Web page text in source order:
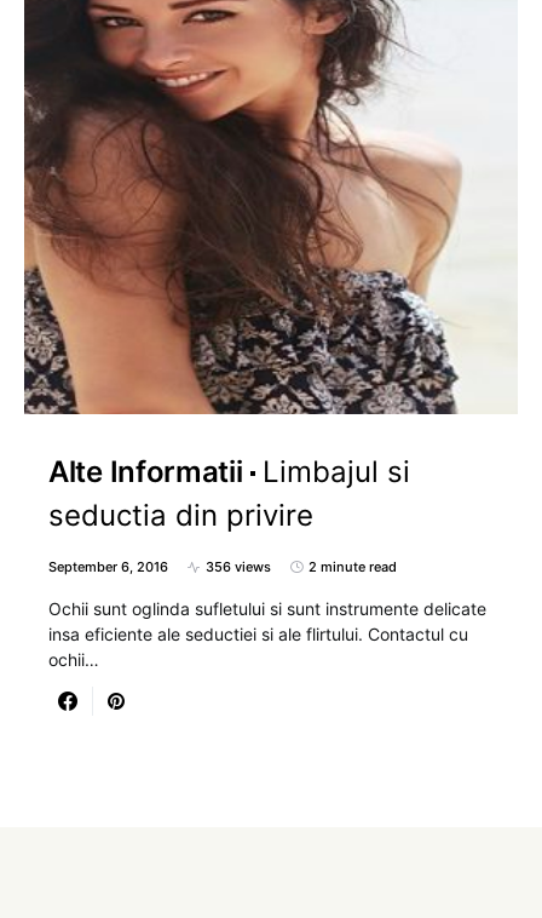
Alte Informatii
Limbajul si
seductia din privire
September 6, 2016 356 views 2 minute read
Ochii sunt oglinda sufletului si sunt instrumente delicate
insa eficiente ale seductiei si ale flirtului. Contactul cu
ochii…